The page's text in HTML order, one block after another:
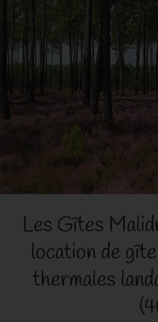
Les Gîtes
location de
thermales